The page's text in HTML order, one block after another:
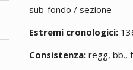
sub-fondo / sezione
Estremi cronologici:
Consistenza: regg, bb.,